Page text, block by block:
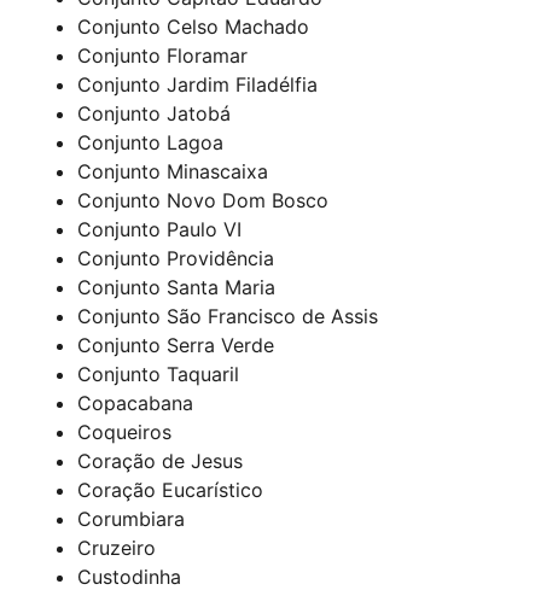
Conjunto Celso Machado
Conjunto Floramar
Conjunto Jardim Filadélfia
Conjunto Jatobá
Conjunto Lagoa
Conjunto Minascaixa
Conjunto Novo Dom Bosco
Conjunto Paulo VI
Conjunto Providência
Conjunto Santa Maria
Conjunto São Francisco de Assis
Conjunto Serra Verde
Conjunto Taquaril
Copacabana
Coqueiros
Coração de Jesus
Coração Eucarístico
Corumbiara
Cruzeiro
Custodinha